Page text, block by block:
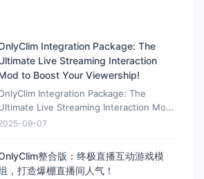
Integration Package: The
Live Streaming Interaction
to Boost Your Viewership!
Integration Package: The
Live Streaming Interaction Mod
Boost Your Viewership! 效果演示：
09-07
整合版：终极直播互动游戏模
，打造爆棚直播间人气！